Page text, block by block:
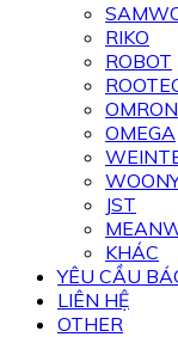
RIKO
ROBOT
OMRON
OMEGA
JST
KHÁC
YÊU CẦU
LIÊN HỆ
OTHER